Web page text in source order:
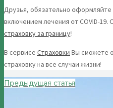
Друзья, обязательно оформляйте
включением лечения от COVID-
страховку за границу!
В сервисе Страховки Вы сможете
страховку на все случаи жизни!
Предыдущая статья